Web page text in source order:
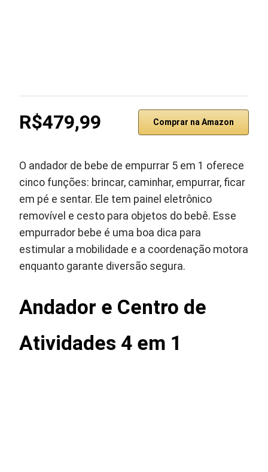
R$479,99 Comprar na Amazon
O andador de bebe de empurrar 5 em 1 oferece
cinco funções: brincar, caminhar, empurrar, ficar
em pé e sentar. Ele tem painel eletrônico
removível e cesto para objetos do bebê. Esse
empurrador bebe é uma boa dica para
estimular a mobilidade e a coordenação motora
enquanto garante diversão segura.
Andador e Centro de
Atividades 4 em 1